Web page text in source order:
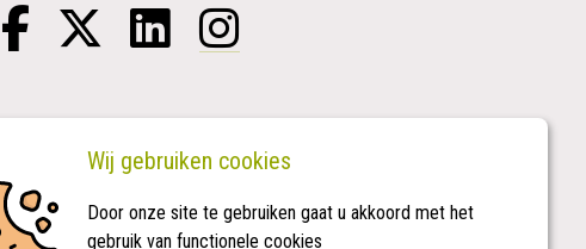
Wij gebruiken cookies
Door onze site te gebruiken gaat u akkoord met het
gebruik van functionele cookies